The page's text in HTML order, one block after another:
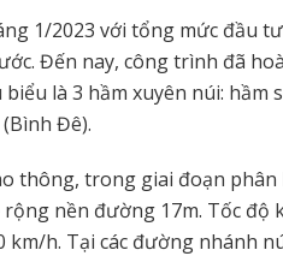
1/2023 với tổng mức đầu
Đến nay, công trình đã
là 3 hầm xuyên núi: hầm
Đê).
thông, trong giai đoạn phân
nền đường 17m. Tốc độ
km/h. Tại các đường nhánh